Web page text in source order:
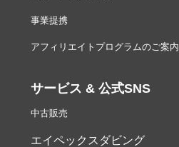
事業提携
アフィリエイトプログラムのご案内
サービス & 公式SNS
中古販売
エイペックスダビング